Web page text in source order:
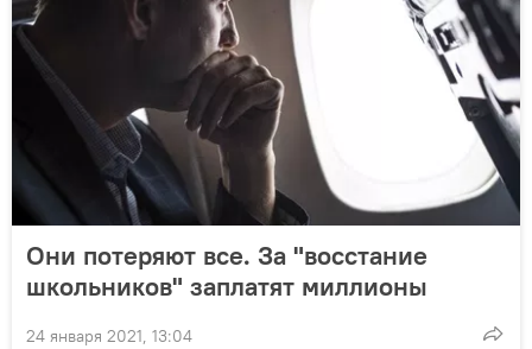
Они потеряют все. За "восстание
школьников" заплатят миллионы
24 января 2021, 13:04